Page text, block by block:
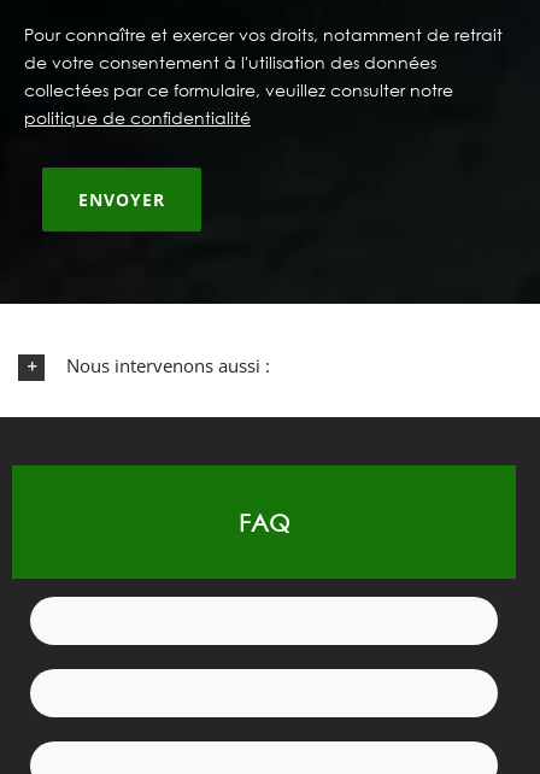
Pour connaître et exercer vos droits, notamment de retrait
de votre consentement à l'utilisation des données
collectées par ce formulaire, veuillez consulter notre
politique de confidentialité
Nous intervenons aussi :
FAQ